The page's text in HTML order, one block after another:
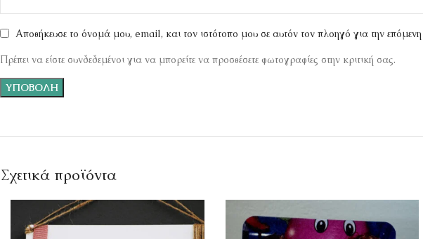
Αποθήκευσε το όνομά μου, email, και τον ιστότοπο μου σε αυτόν τον πλοηγό για την
Πρέπει να είστε συνδεδεμένοι για να μπορείτε να προσθέσετε φωτογραφίες στην κριτική σας.
Σχετικά προϊόντα